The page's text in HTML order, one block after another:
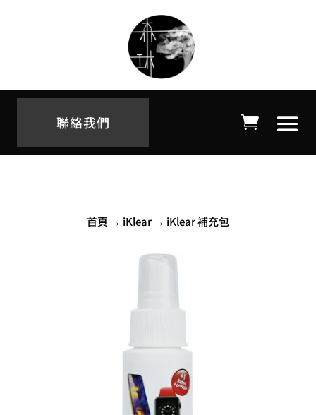
聯絡我們
首頁 → iKlear→ iKlear 補充包